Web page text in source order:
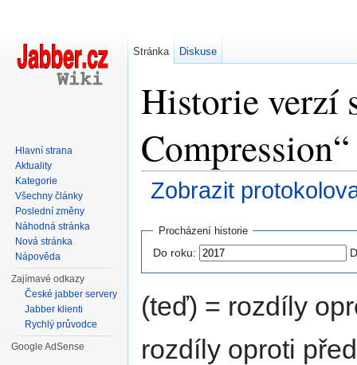
Historie verzí
Compression“
Zobrazit
Procházení historie
Do roku:
(teď) = rozdíly
rozdíly oproti
Stránka Diskuse
Hlavní strana
Aktuality
Kategorie
Všechny články
Poslední změny
Náhodná stránka
Nová stránka
Nápověda
Zajímavé odkazy
České jabber servery
Jabber klienti
Rychlý průvodce
Google AdSense